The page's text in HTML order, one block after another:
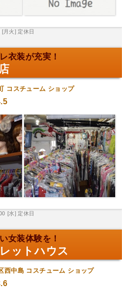
[月火] 定休日
衣装が充実！
コスチューム ショップ
[水] 定休日
女装体験を！
ットハウス
西中島 コスチューム ショップ